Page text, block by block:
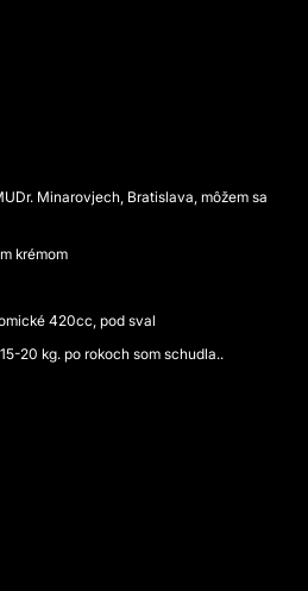
Minarovjech, Bratislava, môžem sa
krémom
420cc, pod sval
20 kg. po rokoch som schudla..